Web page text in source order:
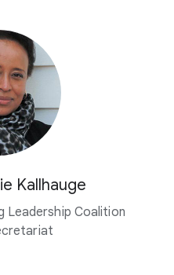
Kallhauge
Leadership Coalition